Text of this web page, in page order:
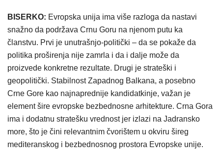
BISERKO: Evropska unija ima više razloga da nastavi
snažno da podržava Crnu Goru na njenom putu ka
članstvu. Prvi je unutrašnjo-politički – da se pokaže da
politika proširenja nije zamrla i da i dalje može da
proizvede konkretne rezultate. Drugi je strateški i
geopolitički. Stabilnost Zapadnog Balkana, a posebno
Crne Gore kao najnaprednije kandidatkinje, važan je
element šire evropske bezbednosne arhitekture. Crna Gora
ima i dodatnu stratešku vrednost jer izlazi na Jadransko
more, što je čini relevantnim čvorištem u okviru šireg
mediteranskog i bezbednosnog prostora Evropske unije.